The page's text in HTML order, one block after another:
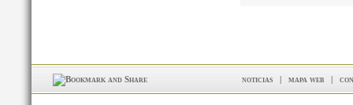
noticias | mapa web |